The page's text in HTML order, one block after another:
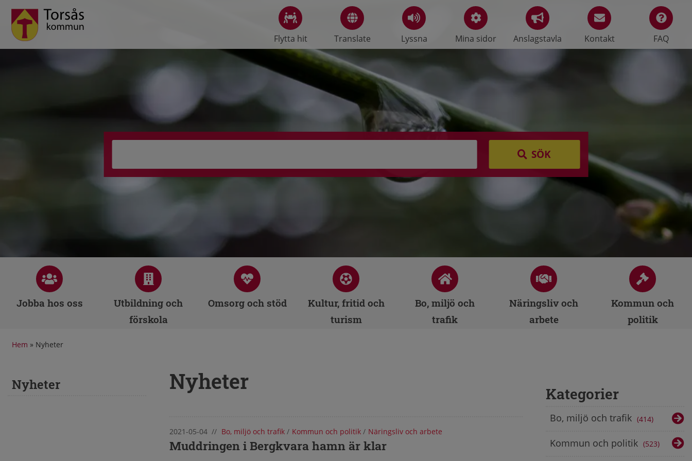
Flytta hit Translate Lyssna Mina sidor Anslagstavla Kontakt FAQ
SÖK
Jobba hos oss
Utbildning och
förskola
Omsorg och stöd
Kultur, fritid och
turism
Bo, miljö och
trafik
Näringsliv och
arbete
Kommun och
politik
Hem » Nyheter
Nyheter Nyheter
Nyheter från Torsås kommun
2021-05-04 // Bo, miljö och trafik / Kommun och politik/ Näringsliv och arbete
Muddringen i Bergkvara hamn är klar
Kategorier
Bo, miljö och trafik 414
Kommun och politik 523